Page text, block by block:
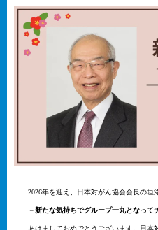
2026年を迎え、日本対がん協会会長の垣
－新たな気持ちでグループ一丸となって
あけましておめでとうございます。日